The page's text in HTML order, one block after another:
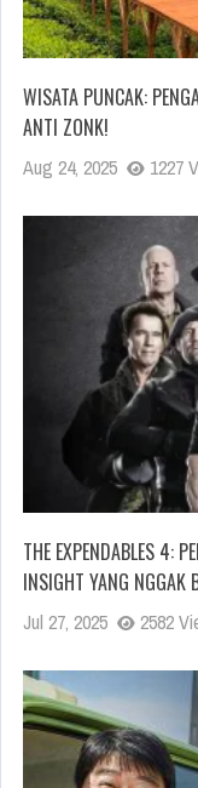
WISATA PUNCAK:
ANTI ZONK!
Aug 24, 2025 1227
THE EXPENDABLES 4:
INSIGHT YANG NGGAK
Jul 27, 2025 2582